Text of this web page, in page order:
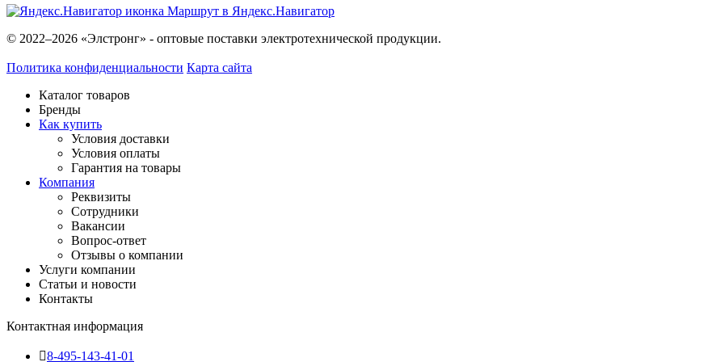
Маршрут в Яндекс.Навигатор
© 2022–2026 «Элстронг» - оптовые поставки электротехнической продукции.
Политика конфиденциальности Карта сайта
Каталог товаров
Бренды
Как купить
Условия доставки
Условия оплаты
Гарантия на товары
Компания
Реквизиты
Сотрудники
Вакансии
Вопрос-ответ
Отзывы о компании
Услуги компании
Статьи и новости
Контакты
Контактная информация
8-495-143-41-01